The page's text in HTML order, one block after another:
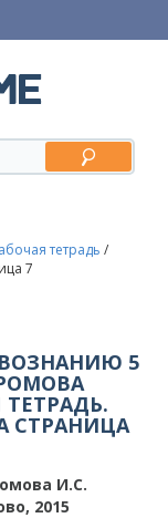
тетрадь /
7
5
ТЕТРАДЬ.
СТРАНИЦА
И.С.
2015